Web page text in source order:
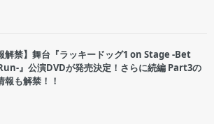
解禁】舞台『ラッキードッグ1 on Stage -Bet
』公演DVDが発売決定！さらに続編 Part3の
報も解禁！！